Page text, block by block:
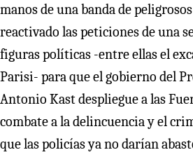
manos de una banda de
reactivado las peticiones de una
figuras políticas -entre ellas el
Parisi- para que el gobierno del
Antonio Kast despliegue a las
combate a la delincuencia y el
que las policías ya no darían